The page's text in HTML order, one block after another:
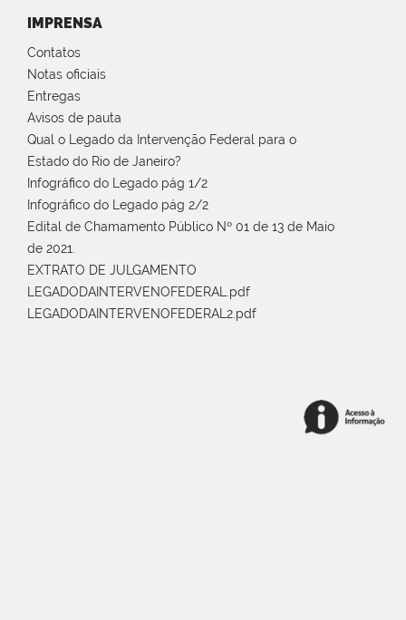
IMPRENSA
Contatos
Notas oficiais
Entregas
Avisos de pauta
Qual o Legado da Intervenção Federal para o
Estado do Rio de Janeiro?
Infográfico do Legado pág 1/2
Infográfico do Legado pág 2/2
Edital de Chamamento Público Nº 01 de 13 de Maio
de 2021.
EXTRATO DE JULGAMENTO
LEGADODAINTERVENOFEDERAL.pdf
LEGADODAINTERVENOFEDERAL2.pdf